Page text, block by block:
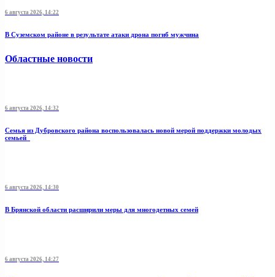
6 августа 2026, 14:22
В Суземском районе в результате атаки дрона погиб мужчина
Областные новости
6 августа 2026, 14:32
Семья из Дубровского района воспользовалась новой мерой поддержки молодых
семьей
6 августа 2026, 14:30
В Брянской области расширили меры для многодетных семей
6 августа 2026, 14:27